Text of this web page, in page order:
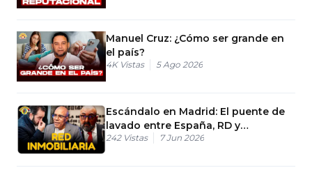
Manuel Cruz: ¿Cómo ser grande en
el país?
4K Vistas 5 Ago 2026
Escándalo en Madrid: El puente de
lavado entre España, RD y
Venezuela
242 Vistas 7 Jun 2026